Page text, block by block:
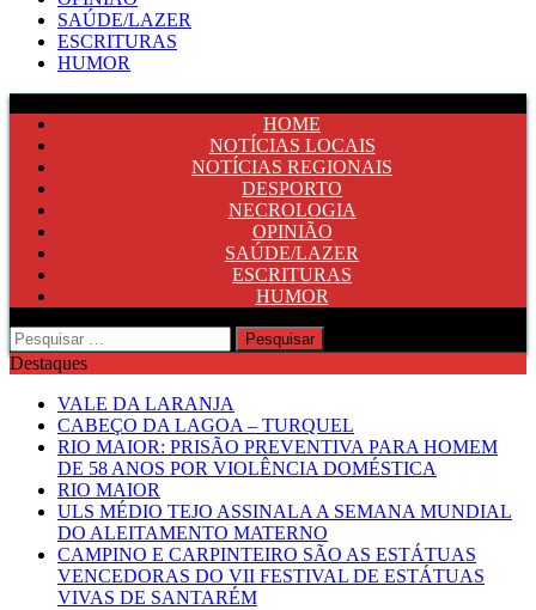
SAÚDE/LAZER
ESCRITURAS
HUMOR
HOME
NOTÍCIAS LOCAIS
NOTÍCIAS REGIONAIS
DESPORTO
NECROLOGIA
OPINIÃO
SAÚDE/LAZER
ESCRITURAS
HUMOR
Pesquisar
por:
Destaques
VALE DA LARANJA
CABEÇO DA LAGOA – TURQUEL
RIO MAIOR: PRISÃO PREVENTIVA PARA HOMEM
DE 58 ANOS POR VIOLÊNCIA DOMÉSTICA
RIO MAIOR
ULS MÉDIO TEJO ASSINALA A SEMANA MUNDIAL
DO ALEITAMENTO MATERNO
CAMPINO E CARPINTEIRO SÃO AS ESTÁTUAS
VENCEDORAS DO VII FESTIVAL DE ESTÁTUAS
VIVAS DE SANTARÉM